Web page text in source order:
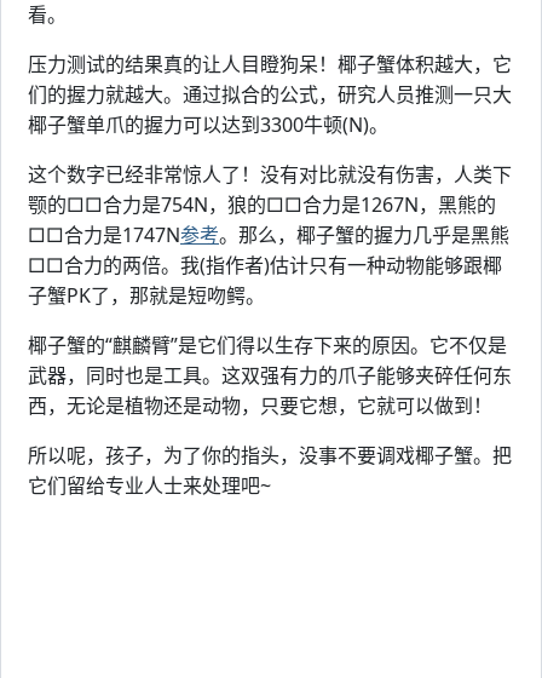
看。
压力测试的结果真的让人目瞪狗呆！椰子蟹体积越大，它
们的握力就越大。通过拟合的公式，研究人员推测一只大
椰子蟹单爪的握力可以达到3300牛顿(N)。
这个数字已经非常惊人了！没有对比就没有伤害，人类下
颚的□□合力是754N，狼的□□合力是1267N，黑熊的
□□合力是1747N参考。那么，椰子蟹的握力几乎是黑熊
□□合力的两倍。我(指作者)估计只有一种动物能够跟椰
子蟹PK了，那就是短吻鳄。
椰子蟹的“麒麟臂”是它们得以生存下来的原因。它不仅是
武器，同时也是工具。这双强有力的爪子能够夹碎任何东
西，无论是植物还是动物，只要它想，它就可以做到！
所以呢，孩子，为了你的指头，没事不要调戏椰子蟹。把
它们留给专业人士来处理吧~